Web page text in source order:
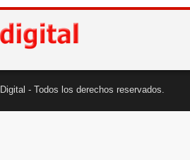
- Todos los derechos reservados.